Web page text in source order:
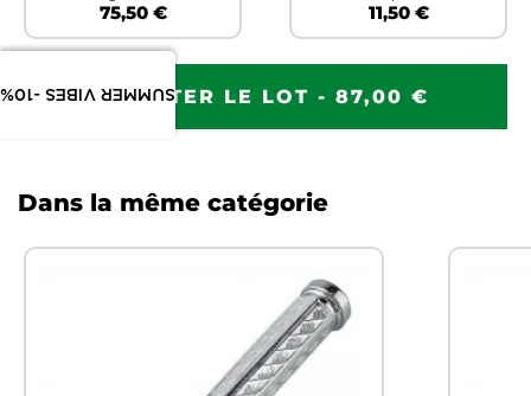
SUMMER VIBES -10%
75,50 € 11,50 €
AJOUTER LE LOT - 87,00 €
Dans la même catégorie